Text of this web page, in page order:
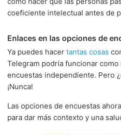
coeficiente intelectual antes de
Enlaces en las opciones de
Ya puedes hacer tantas cosas
Telegram podría funcionar como
encuestas independiente. Pero
¡Nunca!
Las opciones de encuestas
para dar más contexto y una